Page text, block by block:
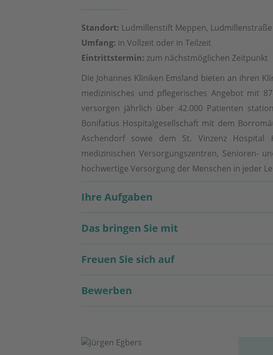
Standort: Ludmillenstift Meppen, Ludmillenstraße
Umfang: in Vollzeit oder in Teilzeit
Eintrittstermin: zum nächstmöglichen Zeitpunkt
Die Johannes Kliniken Emsland bieten an ihren
medizinisches und pflegerisches Angebot mit
versorgen jährlich über 42.000 Patienten
Bonifatius Hospitalgesellschaft mit dem
Aschendorf sowie dem St. Vinzenz Hospital
medizinischen Versorgungszentren, Senioren-
hochwertige Versorgung der Menschen in jeder
Ihre Aufgaben
Das bringen Sie mit
Freuen Sie sich auf
Bewerben